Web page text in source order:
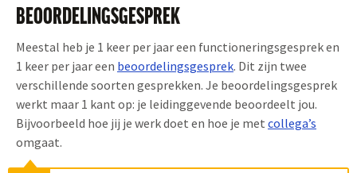
BEOORDELINGSGESPREK
Meestal heb je 1 keer per jaar een functioneringsgesprek en
1 keer per jaar een beoordelingsgesprek. Dit zijn twee
verschillende soorten gesprekken. Je beoordelingsgesprek
werkt maar 1 kant op: je leidinggevende beoordeelt jou.
Bijvoorbeeld hoe jij je werk doet en hoe je met collega’s
omgaat.